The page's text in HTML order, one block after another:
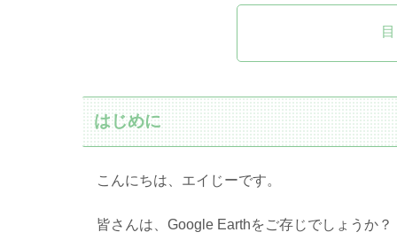
はじめに
こんにちは、エイじーです。
皆さんは、Google Earthをご存じでしょうか？